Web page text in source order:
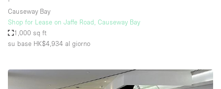
Causeway Bay
Shop for Lease on Jaffe Road, Causeway Bay
1,000 sq ft
su base HK$4,934 al giorno